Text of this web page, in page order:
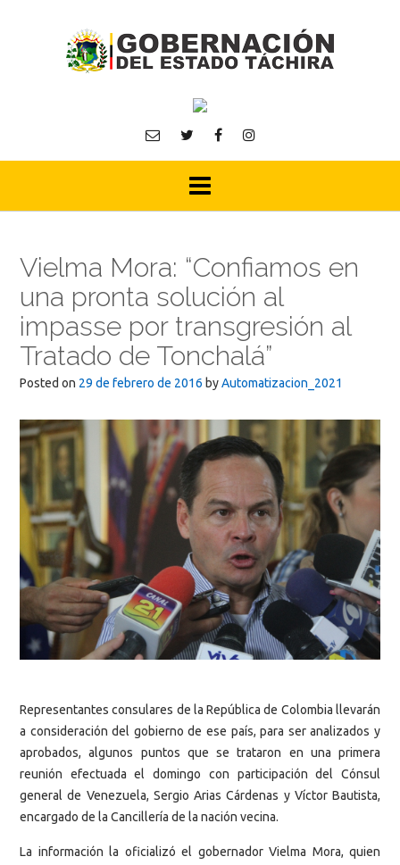
Vielma Mora: “Confiamos en
una pronta solución al
impasse por transgresión al
Tratado de Tonchalá”
Posted on 29 de febrero de 2016 byAutomatizacion_2021
Representantes consulares de la República de Colombia llevarán
a consideración del gobierno de ese país, para ser analizados y
aprobados, algunos puntos que se trataron en una primera
reunión efectuada el domingo con participación del Cónsul
general de Venezuela, Sergio Arias Cárdenas y Víctor Bautista,
encargado de la Cancillería de la nación vecina.
La información la oficializó el gobernador Vielma Mora, quien